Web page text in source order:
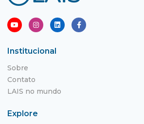
Institucional
Sobre
Contato
LAIS no mundo
Explore